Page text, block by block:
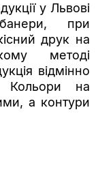
у Львові
при
друк на
методі
відмінно
Кольори на
а контури